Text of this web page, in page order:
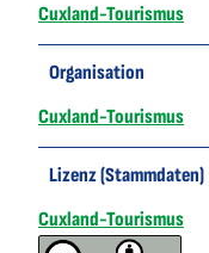
Cuxland-Tourismus
Organisation
Cuxland-Tourismus
Lizenz (Stammdaten)
Cuxland-Tourismus